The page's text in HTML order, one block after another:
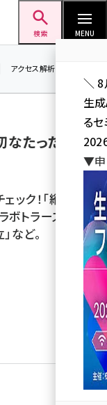
検索 MENU
アクセス解析／データ分析
たった1つ
ク！「縦型の
ボトラーズジャ
など。
＼ 8
生
る
▼申